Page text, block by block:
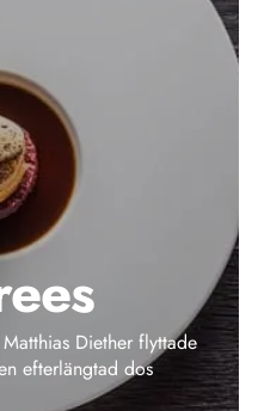
Diether flyttade
efterlängtad dos